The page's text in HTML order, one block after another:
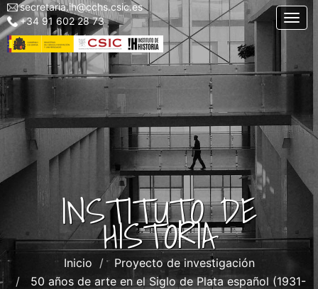
Pasar
al
contenido
Menu
top
left
secretaria.ih@cchs.csic.es
+34 91 602 28 73
INSTITUTO DE
HISTORIA
Inicio
Proyecto de investigación
50 años de arte en el Siglo de Plata español (1931-